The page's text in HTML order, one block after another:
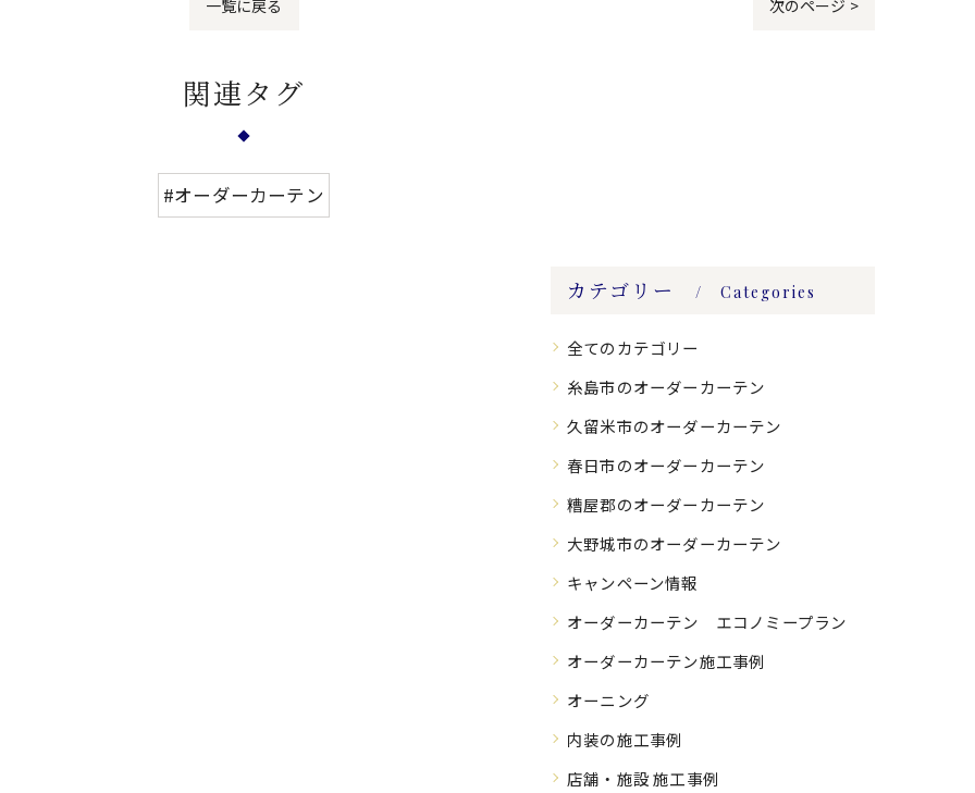
一覧に戻る 次のページ >
関連タグ
#オーダーカーテン
カテゴリー Categories
全てのカテゴリー
糸島市のオーダーカーテン
久留米市のオーダーカーテン
春日市のオーダーカーテン
糟屋郡のオーダーカーテン
大野城市のオーダーカーテン
キャンペーン情報
オーダーカーテン エコノミープラン
オーダーカーテン施工事例
オーニング
内装の施工事例
店舗・施設 施工事例